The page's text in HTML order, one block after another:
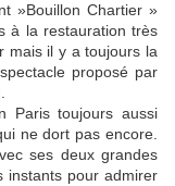
»Bouillon Chartier »
à la restauration très
mais il y a toujours la
proposé par
Paris toujours aussi
ne dort pas encore.
ses deux grandes
instants pour admirer